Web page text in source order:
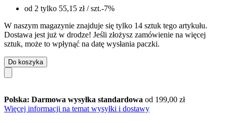
od 2 tylko 55,15 zł/ szt.-7%
W naszym magazynie znajduje się tylko 14 sztuk tego artykułu.
Dostawa jest już w drodze! Jeśli złożysz zamówienie na więcej
sztuk, może to wpłynąć na datę wysłania paczki.
Do koszyka
Polska: Darmowa wysyłka standardowa od 199,00 zł
Więcej informacji na temat wysyłki i dostawy